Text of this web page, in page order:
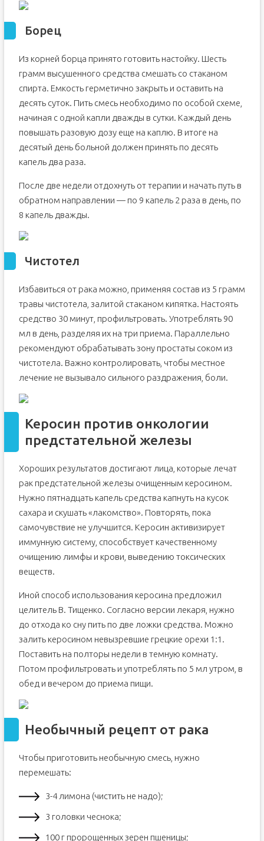
Борец
Из корней борца принято готовить настойку. Шесть
грамм высушенного средства смешать со стаканом
спирта. Емкость герметично закрыть и оставить на
десять суток. Пить смесь необходимо по особой схеме,
начиная с одной капли дважды в сутки. Каждый день
повышать разовую дозу еще на каплю. В итоге на
десятый день больной должен принять по десять
капель два раза.
После две недели отдохнуть от терапии и начать путь в
обратном направлении — по 9 капель 2 раза в день, по
8 капель дважды.
Чистотел
Избавиться от рака можно, применяя состав из 5 грамм
травы чистотела, залитой стаканом кипятка. Настоять
средство 30 минут, профильтровать. Употреблять 90
мл в день, разделяя их на три приема. Параллельно
рекомендуют обрабатывать зону простаты соком из
чистотела. Важно контролировать, чтобы местное
лечение не вызывало сильного раздражения, боли.
Керосин против онкологии
предстательной железы
Хороших результатов достигают лица, которые лечат
рак предстательной железы очищенным керосином.
Нужно пятнадцать капель средства капнуть на кусок
сахара и скушать «лакомство». Повторять, пока
самочувствие не улучшится. Керосин активизирует
иммунную систему, способствует качественному
очищению лимфы и крови, выведению токсических
веществ.
Иной способ использования керосина предложил
целитель В. Тищенко. Согласно версии лекаря, нужно
до отхода ко сну пить по две ложки средства. Можно
залить керосином невызревшие грецкие орехи 1:1.
Поставить на полторы недели в темную комнату.
Потом профильтровать и употреблять по 5 мл утром, в
обед и вечером до приема пищи.
Необычный рецепт от рака
Чтобы приготовить необычную смесь, нужно
перемешать:
3-4 лимона (чистить не надо);
3 головки чеснока;
100 г пророщенных зерен пшеницы;